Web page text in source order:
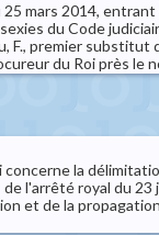
mars 2014, entrant
du Code
F., premier substitut
du Roi près le
la
l'arrêté royal du 23
et de la